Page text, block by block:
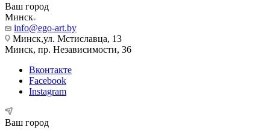
Ваш город
Минск
info@ego-art.by
Минск,ул. Мстиславца, 13
Минск, пр. Независимости, 36
Вконтакте
Facebook
Instagram
Ваш город